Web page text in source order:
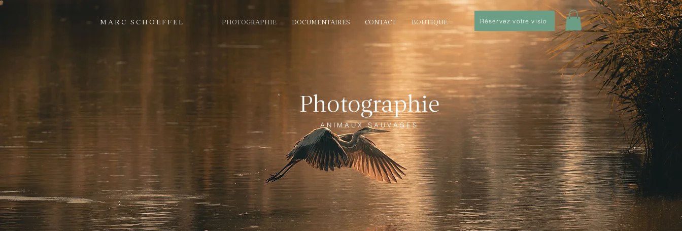
MARC SCHOEFFEL Réservez votre visio
PHOTOGRAPHIE DOCUMENTAIRES CONTACT BOUTIQUE
Photographie
ANIMAUX SAUVAGES